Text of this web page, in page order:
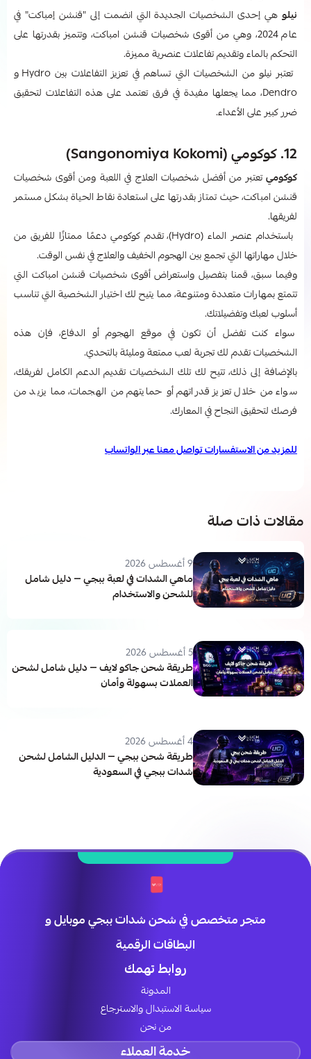
نيلو هي إحدى الشخصيات الجديدة التي انضمت إلى "قنشن إمباكت" في
عام 2024، وهي من أقوى شخصيات قنشن امباكت، وتتميز بقدرتها على
التحكم بالماء وتقديم تفاعلات عنصرية مميزة.
تعتبر نيلو من الشخصيات التي تساهم في تعزيز التفاعلات بين Hydro و
Dendro، مما يجعلها مفيدة في فرق تعتمد على هذه التفاعلات لتحقيق
ضرر كبير على الأعداء.
12. كوكومي (Sangonomiya Kokomi)
كوكوميتعتبر من أفضل شخصيات العلاج في اللعبة ومن أقوى شخصيات
قنشن امباكت، حيث تمتاز بقدرتها على استعادة نقاط الحياة بشكل مستمر
لفريقها.
باستخدام عنصر الماء (Hydro)، تقدم كوكومي دعمًا ممتازًا للفريق من
خلال مهاراتها التي تجمع بين الهجوم الخفيف والعلاج في نفس الوقت.
وفيما سبق، قمنا بتفصيل واستعراض أقوى شخصيات قنشن امباكت التي
تتمتع بمهارات متعددة ومتنوعة، مما يتيح لك اختيار الشخصية التي تناسب
أسلوب لعبك وتفضيلاتك.
سواء كنت تفضل أن تكون في موقع الهجوم أو الدفاع، فإن هذه
الشخصيات تقدم لك تجربة لعب ممتعة ومليئة بالتحدي.
بالإضافة إلى ذلك، تتيح لك تلك الشخصيات تقديم الدعم الكامل لفريقك،
سواء من خلال تعزيز قدراتهم أو حمايتهم من الهجمات، مما يزيد من
فرصك لتحقيق النجاح في المعارك.
للمزيد من الاستفسارات تواصل معنا عبر الواتساب
مقالات ذات صلة
9 أغسطس 2026
ماهي الشدات في لعبة ببجي — دليل شامل
للشحن والاستخدام
5 أغسطس 2026
طريقة شحن جاكو لايف — دليل شامل لشحن
العملات بسهولة وأمان
4 أغسطس 2026
طريقة شحن ببجي — الدليل الشامل لشحن
شدات ببجي في السعودية
متجر متخصص في شحن شدات ببجي موبايل و
البطاقات الرقمية
روابط تهمك
المدونة
سياسة الاستبدال والاسترجاع
من نحن
خدمة العملاء